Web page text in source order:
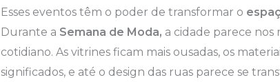
Esses eventos têm o poder de transformar o
Durante a Semana de Moda, a cidade parece
cotidiano. As vitrines ficam mais ousadas, os
significados, e até o design das ruas parece se